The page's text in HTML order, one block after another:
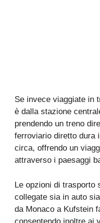
Se invece viaggiate in
è dalla stazione
prendendo un treno
ferroviario diretto dura
circa, offrendo un
attraverso i paesaggi
Le opzioni di trasporto
collegate sia in auto
da Monaco a Kufstein